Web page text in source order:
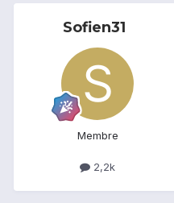
Sofien31
Membre
2,2k